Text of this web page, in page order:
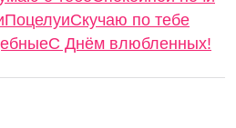
ПоцелуиСкучаю по тебе
С Днём влюбленных!